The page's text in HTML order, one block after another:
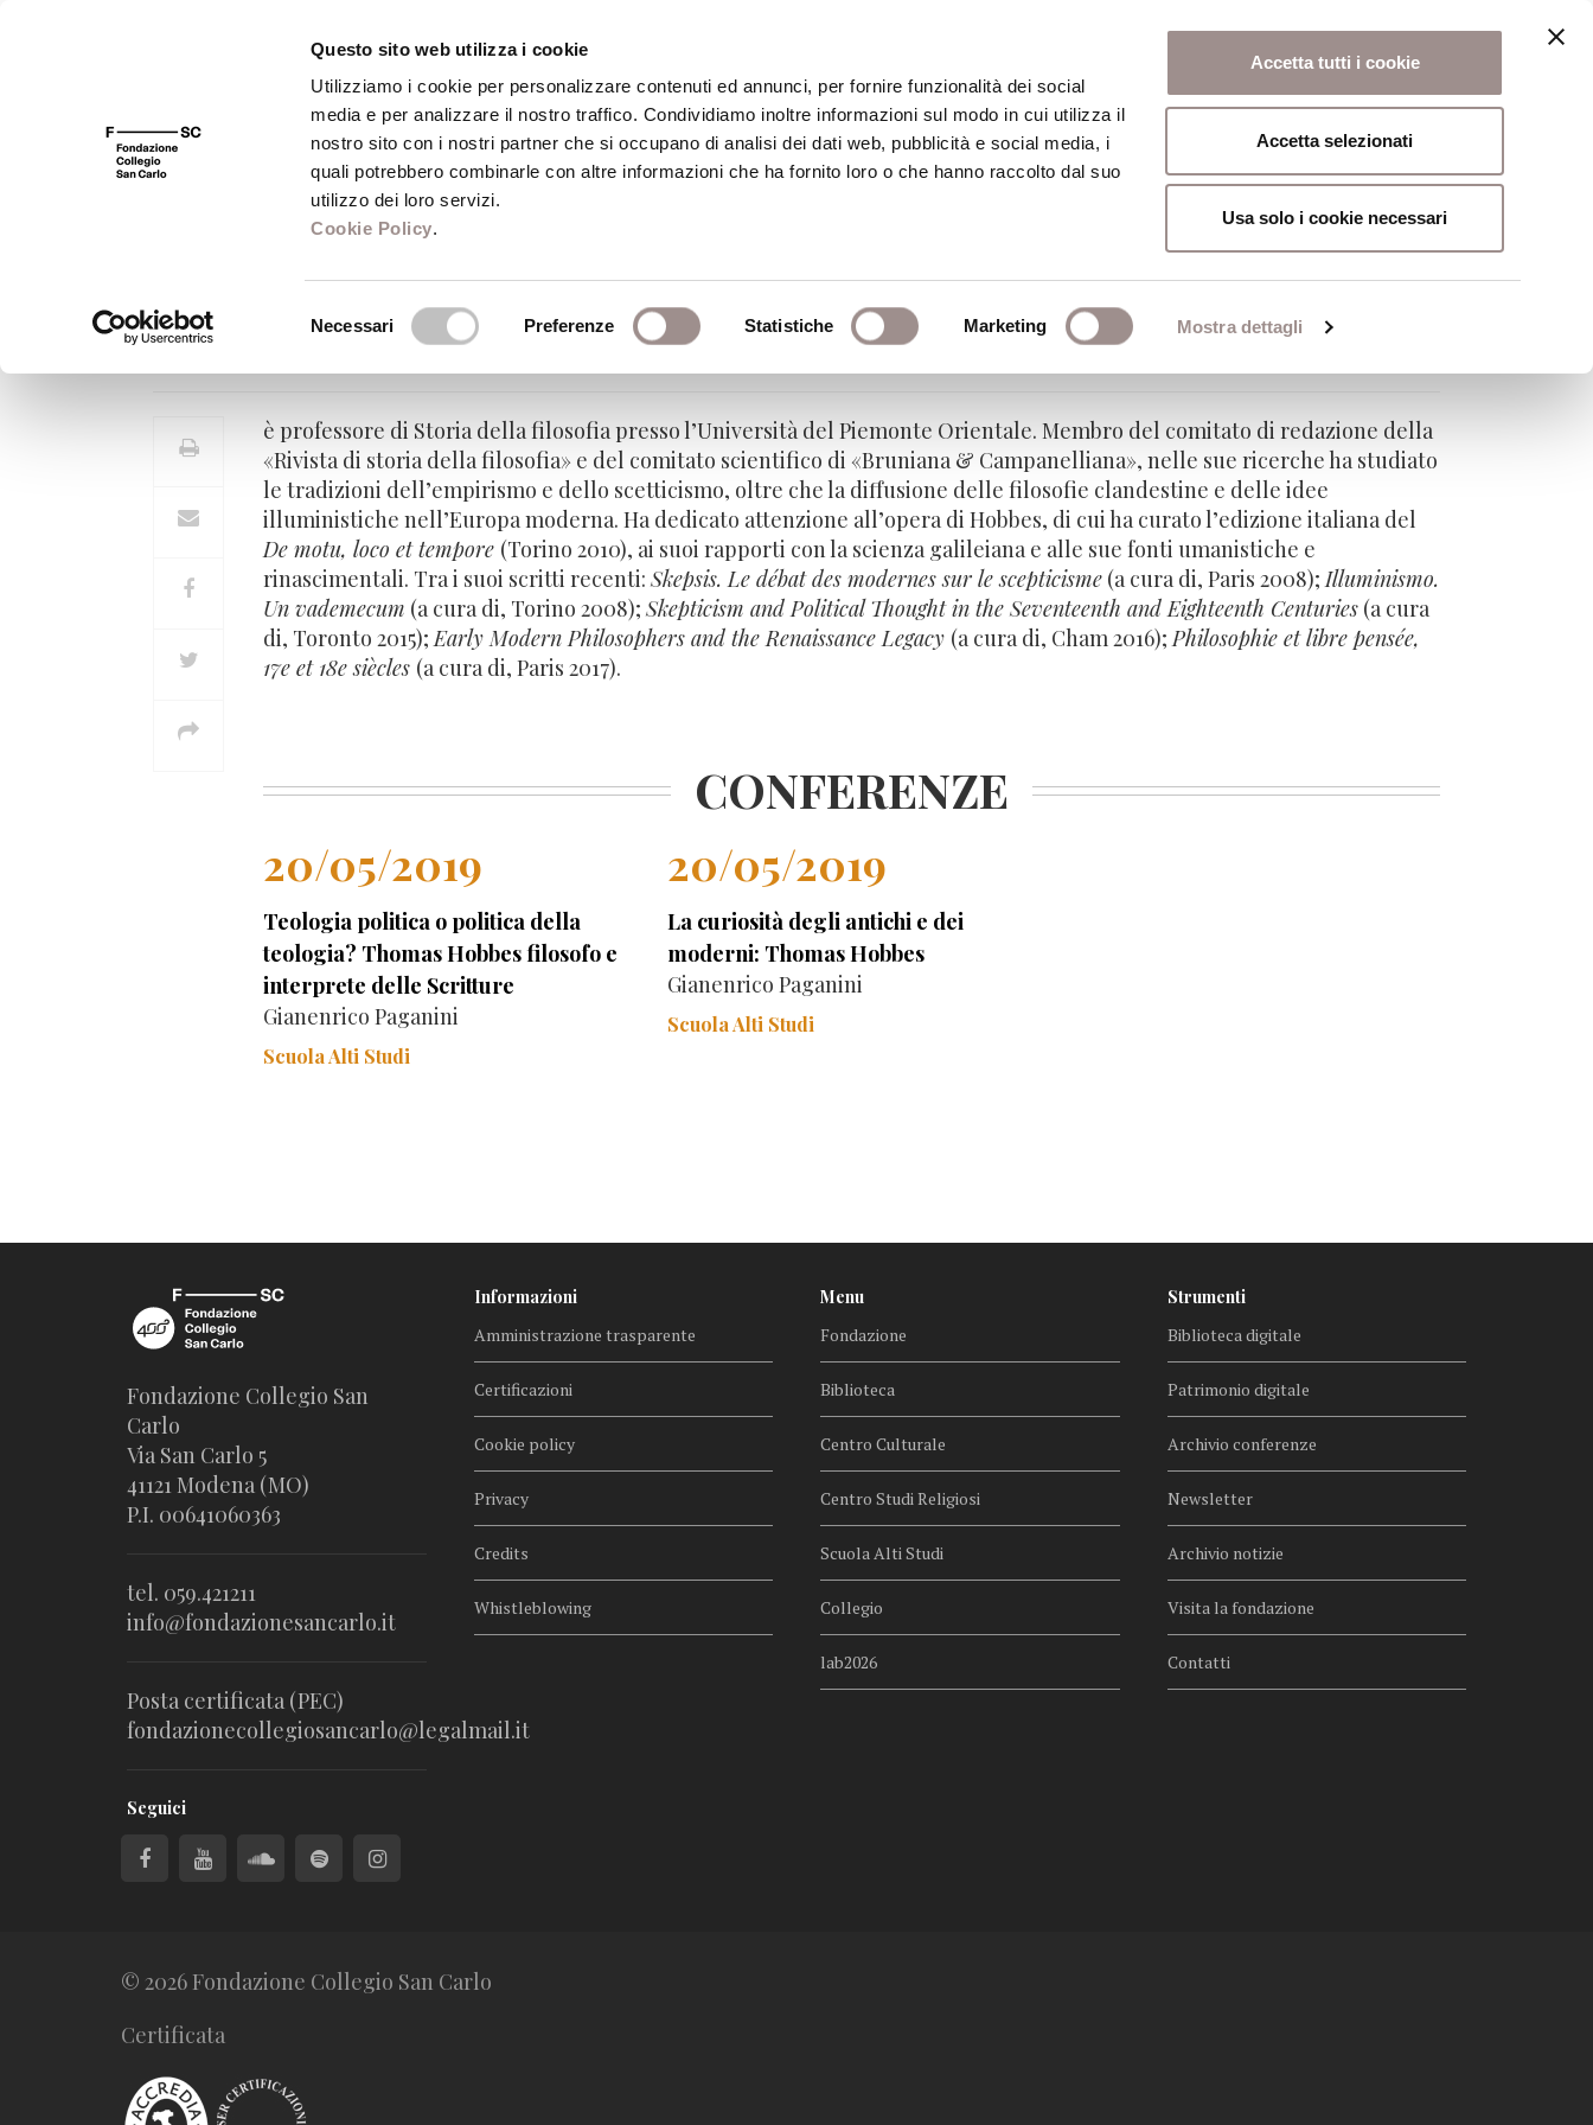
Questo sito web utilizza i cookie
Utilizziamo i cookie per personalizzare contenuti ed annunci, per fornire funzionalità dei social
media e per analizzare il nostro traffico. Condividiamo inoltre informazioni sul modo in cui utilizza il
nostro sito con i nostri partner che si occupano di analisi dei dati web, pubblicità e social media, i
quali potrebbero combinarle con altre informazioni che ha fornito loro o che hanno raccolto dal suo
utilizzo dei loro servizi.
Cookie Policy.
Necessari Preferenze Statistiche Marketing Mostra dettagli
Accetta tutti i cookie
Accetta selezionati
Usa solo i cookie necessari
FSC 400 Fondazione Biblioteca Centro Culturale Centro Studi Religiosi Scuola Alti Studi
Gianenrico Paganini
Professore di Storia della filosofia - Università del Piemonte Orientale
è professore di Storia della filosofia presso l’Università del Piemonte Orientale. Membro del comitato di redazione della
«Rivista di storia della filosofia» e del comitato scientifico di «Bruniana & Campanelliana», nelle sue ricerche ha studiato
le tradizioni dell’empirismo e dello scetticismo, oltre che la diffusione delle filosofie clandestine e delle idee
illuministiche nell’Europa moderna. Ha dedicato attenzione all’opera di Hobbes, di cui ha curato l’edizione italiana del
De motu, loco et tempore (Torino 2010), ai suoi rapporti con la scienza galileiana e alle sue fonti umanistiche e
rinascimentali. Tra i suoi scritti recenti:Skepsis. Le débat des modernes sur le scepticisme (a cura di, Paris 2008);Illuminismo.
Un vademecum (a cura di, Torino 2008);Skepticism and Political Thought in the Seventeenth and Eighteenth Centuries (a cura
di, Toronto 2015);Early Modern Philosophers and the Renaissance Legacy (a cura di, Cham 2016);Philosophie et libre pensée,
17e et 18e siècles (a cura di, Paris 2017).
CONFERENZE
20/05/2019
Teologia politica o politica della
teologia? Thomas Hobbes filosofo e
interprete delle Scritture
Gianenrico Paganini
Scuola Alti Studi
20/05/2019
La curiosità degli antichi e dei
moderni: Thomas Hobbes
Gianenrico Paganini
Scuola Alti Studi
Fondazione Collegio San
Carlo
Via San Carlo 5
41121 Modena (MO)
P.I. 00641060363
tel. 059.421211
info@fondazionesancarlo.it
Posta certificata (PEC)
fondazionecollegiosancarlo@legalmail.it
Seguici
Informazioni
Amministrazione trasparente
Certificazioni
Cookie policy
Privacy
Credits
Whistleblowing
Menu
Fondazione
Biblioteca
Centro Culturale
Centro Studi Religiosi
Scuola Alti Studi
Collegio
lab2026
Strumenti
Biblioteca digitale
Patrimonio digitale
Archivio conferenze
Newsletter
Archivio notizie
Visita la fondazione
Contatti
© 2026 Fondazione Collegio San Carlo
Certificata